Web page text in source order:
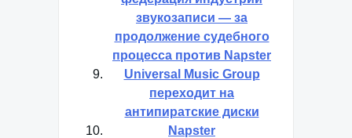
звукозаписи — за
продолжение судебного
процесса против Napster
Universal Music Group
переходит на
антипиратские диски
Napster